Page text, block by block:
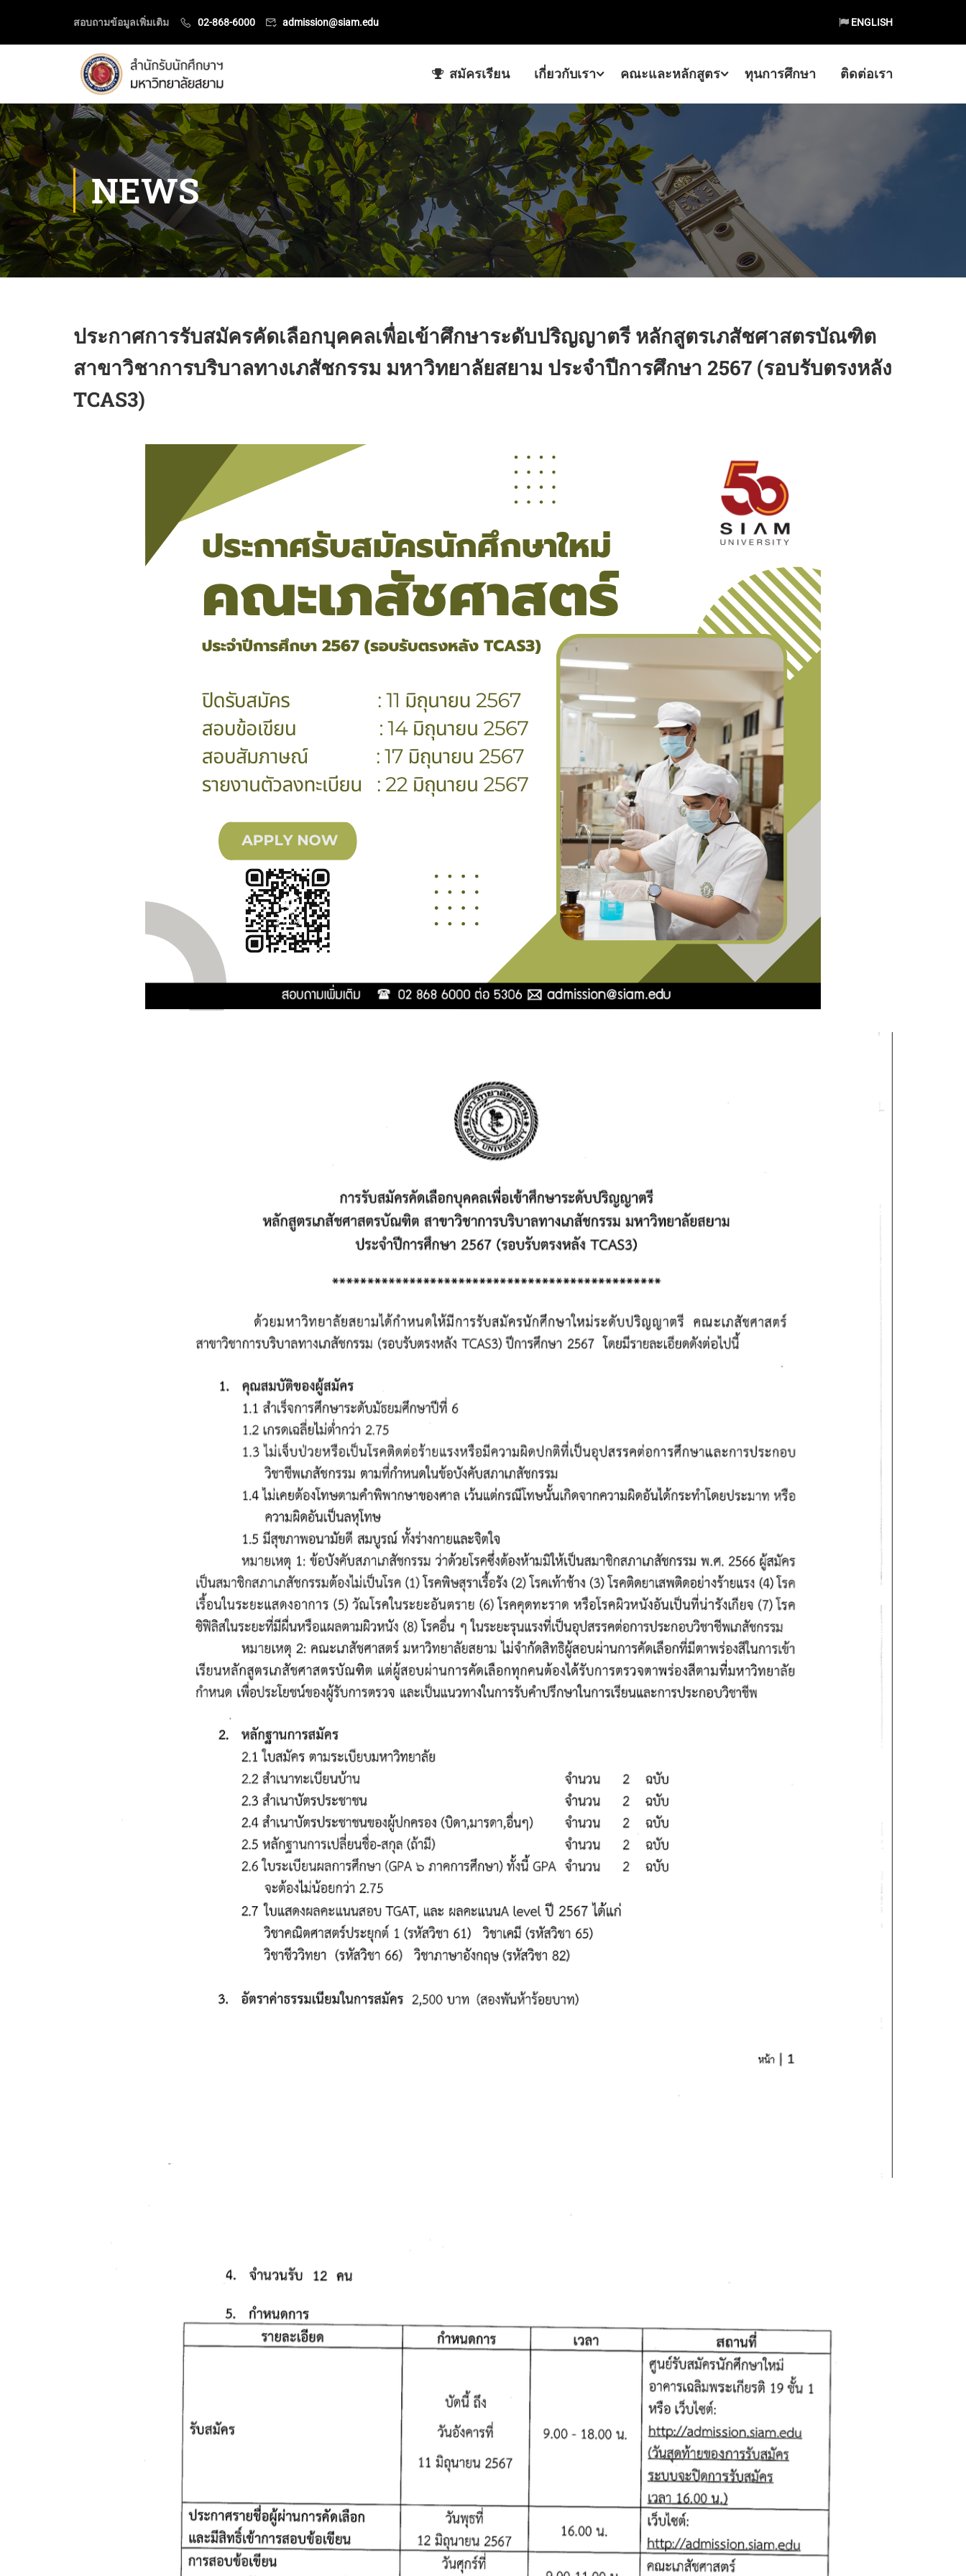
สอบถามข้อมูลเพิ่มเติม 02-868-6000 admission@siam.edu ENGLISH
สมัครเรียน เกี่ยวกับเรา คณะและหลักสูตร ทุนการศึกษา ติดต่อเรา
NEWS
ประกาศการรับสมัครคัดเลือกบุคคลเพื่อเข้าศึกษาระดับปริญญาตรี หลักสูตรเภสัชศาสตรบัณฑิต
สาขาวิชาการบริบาลทางเภสัชกรรม มหาวิทยาลัยสยาม ประจำปีการศึกษา 2567 (รอบรับตรงหลัง
TCAS3)